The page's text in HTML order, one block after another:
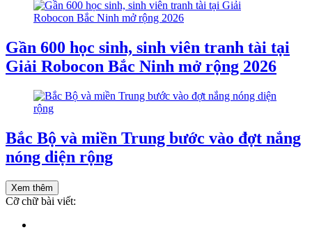
Gần 600 học sinh, sinh viên tranh tài tại
Giải Robocon Bắc Ninh mở rộng 2026
Bắc Bộ và miền Trung bước vào đợt nắng
nóng diện rộng
Xem thêm
Cỡ chữ bài viết: